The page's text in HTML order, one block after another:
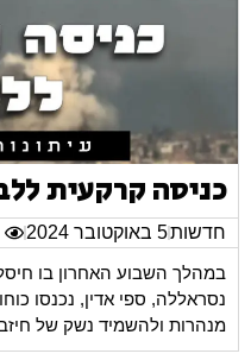
כניסה קרקעית
חדשות5 באוקטובר 2024
במהלך השבוע האחרון בו
נסראללה, ספי אדין, נכנסו
מנהרות ולהשמיד נשק של